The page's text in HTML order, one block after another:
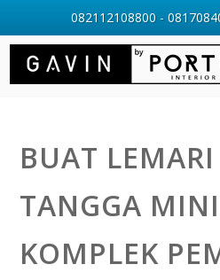
BUAT
TANGGA
KOMPLEK
082112108800 -